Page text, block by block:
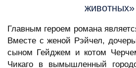
животных»
Главным героем романа
Вместе с женой Рэйчел,
сыном Гейджем и котом
Чикаго в вымышленный